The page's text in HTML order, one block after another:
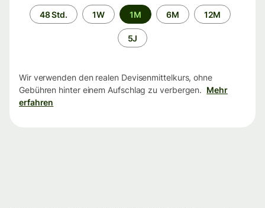
Zeitraum
48 Std. 1W 1M 6M 12M
5J
Wir verwenden den realen Devisenmittelkurs, ohne
Gebühren hinter einem Aufschlag zu verbergen. Mehr
erfahren